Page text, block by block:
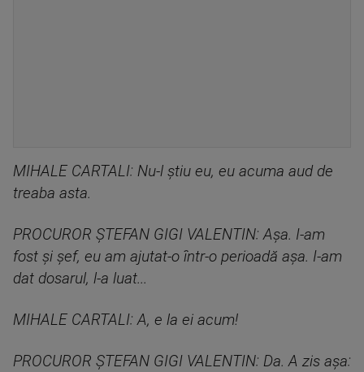
MIHALE CARTALI: Nu-l ştiu eu, eu acuma aud de
treaba asta.
PROCUROR ȘTEFAN GIGI VALENTIN: Aşa. I-am
fost şi şef, eu am ajutat-o într-o perioadă aşa. I-am
dat dosarul, l-a luat...
MIHALE CARTALI: A, e la ei acum!
PROCUROR ȘTEFAN GIGI VALENTIN: Da. A zis aşa: